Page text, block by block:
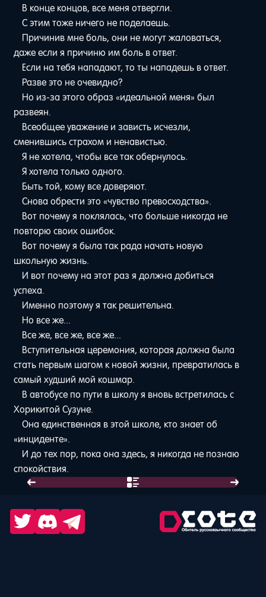
В конце концов, все меня отвергли.
С этим тоже ничего не поделаешь.
Причинив мне боль, они не могут жаловаться,
даже если я причиню им боль в ответ.
Если на тебя нападают, то ты нападешь в ответ.
Разве это не очевидно?
Но из-за этого образ «идеальной меня» был
развеян.
Всеобщее уважение и зависть исчезли,
сменившись страхом и ненавистью.
Я не хотела, чтобы все так обернулось.
Я хотела только одного.
Быть той, кому все доверяют.
Снова обрести это «чувство превосходства».
Вот почему я поклялась, что больше никогда не
повторю своих ошибок.
Вот почему я была так рада начать новую
школьную жизнь.
И вот почему на этот раз я должна добиться
успеха.
Именно поэтому я так решительна.
Но все же...
Все же, все же, все же...
Вступительная церемония, которая должна была
стать первым шагом к новой жизни, превратилась в
самый худший мой кошмар.
В автобусе по пути в школу я вновь встретилась с
Хорикитой Сузуне.
Она единственная в этой школе, кто знает об
«инциденте».
И до тех пор, пока она здесь, я никогда не познаю
спокойствия.